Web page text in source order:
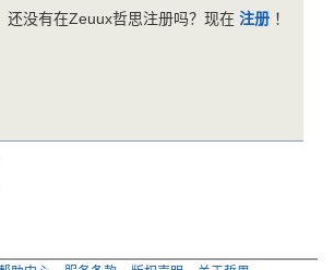
还没有在Zeuux哲思注册吗？现在 注册 ！